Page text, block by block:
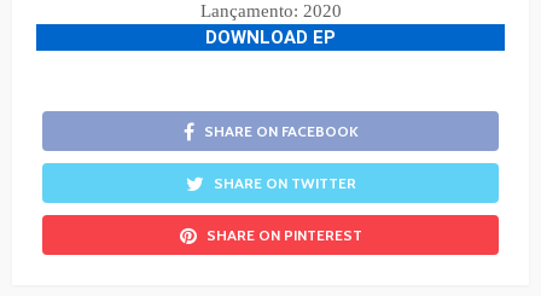
Lançamento: 2020
DOWNLOAD EP
SHARE ON FACEBOOK
SHARE ON TWITTER
SHARE ON PINTEREST